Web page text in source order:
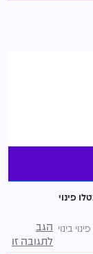
פינוי
בינוי הגב
לתגובה זו